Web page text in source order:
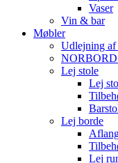
Vaser
Vin & bar
Møbler
Udlejning af
NORBORD
Lej stole
Lej
Lej borde
Lej